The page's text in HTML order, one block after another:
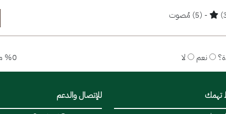
- (5) مُصوت
نعم لا %0 من المستخدمين قالوا نعم
تهمك
للإتصال والدعم